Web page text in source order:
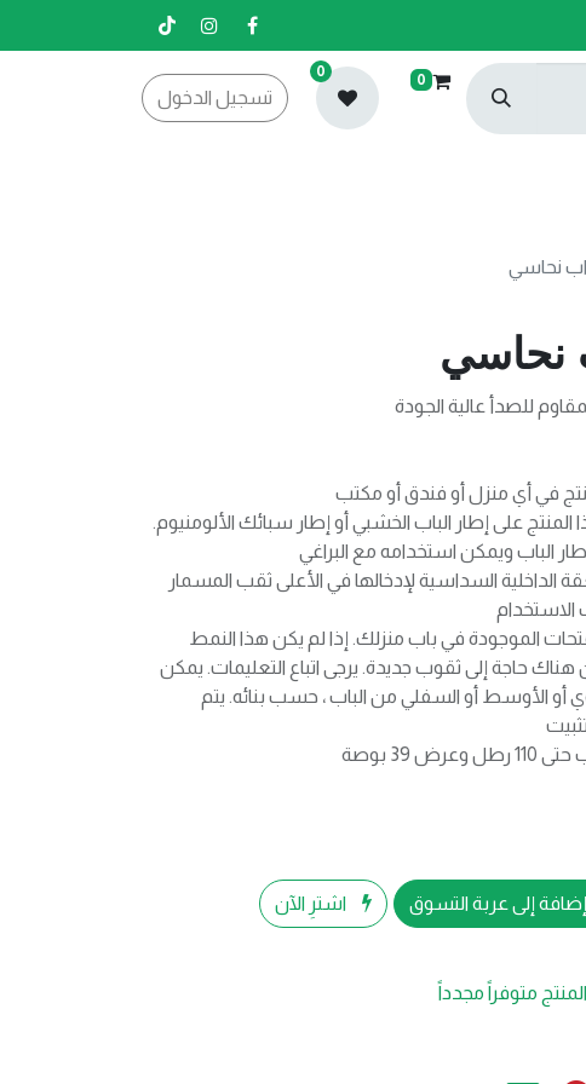
0
0
تسجيل الدخول
نحاسي
نحاسي
للصدأ عالية الجودة
في أي منزل أو فندق أو مكتب
المنتج على إطار الباب الخشبي أو إطار سبائك الألومنيوم.
الباب ويمكن استخدامه مع البراغي
الداخلية السداسية لإدخالها في الأعلى ثقب المسمار
الاستخدام
الموجودة في باب منزلك. إذا لم يكن هذا النمط
حاجة إلى ثقوب جديدة. يرجى اتباع التعليمات. يمكن
أو الأوسط أو السفلي من الباب ، حسب بنائه. يتم
39 بوصة
إضافة إلى عربة التسوق اشترِ الآن
متوفراً مجدداً